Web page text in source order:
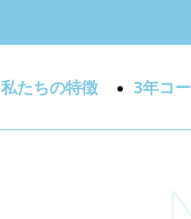
私たちの特徴 3年コ